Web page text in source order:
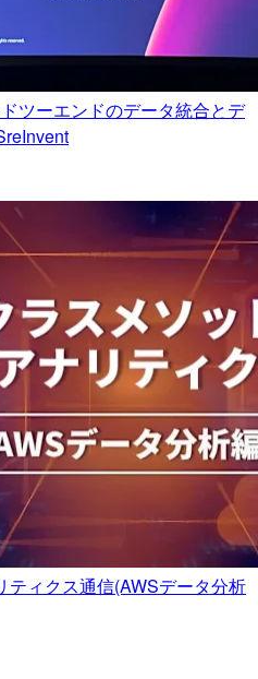
ツーエンドのデータ統合とデ
ティクス通信(AWSデータ分析